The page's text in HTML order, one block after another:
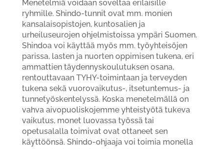
Menetelmiä voidaan soveltaa erilaisille
ryhmille. Shindo-tunnit ovat mm. monien
kansalaisopistojen, kuntosalien ja
urheiluseurojen ohjelmistoissa ympäri Suomen.
Shindoa voi käyttää myös mm. työyhteisöjen
parissa, lasten ja nuorten oppimisen tukena, eri
ammattien täydennyskoulutuksen osana,
rentouttavaan TYHY-toimintaan ja terveyden
tukena sekä vuorovaikutus-, itsetuntemus- ja
tunnetyöskentelyssä. Koska menetelmällä on
vahva aivopuoliskojemme yhteistyötä tukeva
vaikutus, monet luovassa työssä tai
opetusalalla toimivat ovat ottaneet sen
käyttöönsä. Shindo-ohjaaja voi toimia monella